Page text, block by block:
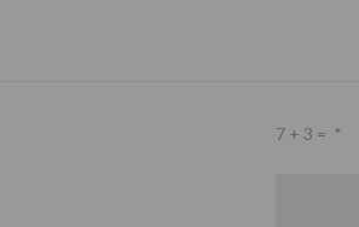
7 + 3 = *